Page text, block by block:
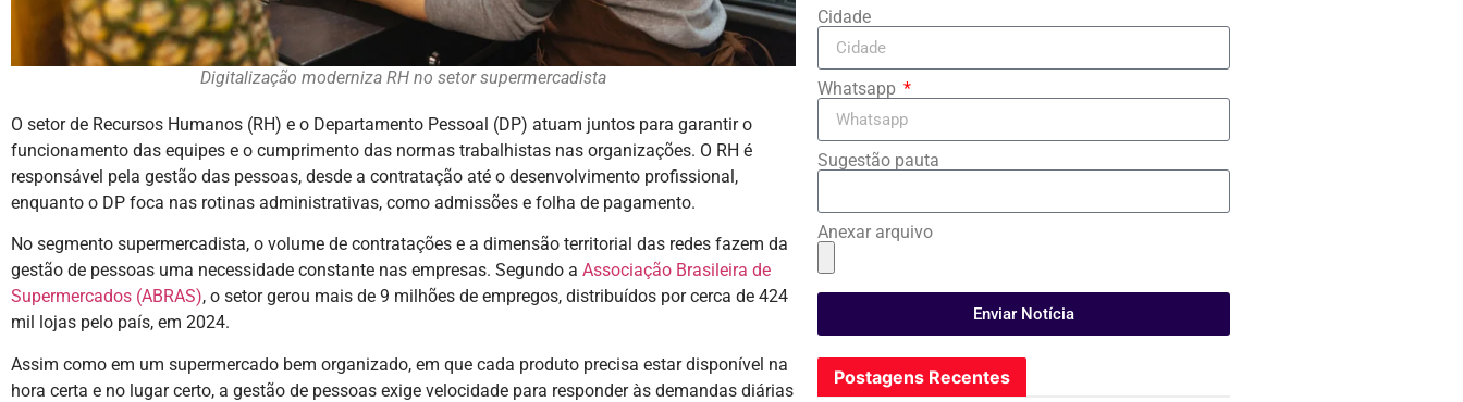
Digitalização moderniza RH no setor supermercadista
O setor de Recursos Humanos (RH) e o Departamento Pessoal (DP) atuam juntos para garantir o
funcionamento das equipes e o cumprimento das normas trabalhistas nas organizações. O RH é
responsável pela gestão das pessoas, desde a contratação até o desenvolvimento profissional,
enquanto o DP foca nas rotinas administrativas, como admissões e folha de pagamento.
No segmento supermercadista, o volume de contratações e a dimensão territorial das redes fazem da
gestão de pessoas uma necessidade constante nas empresas. Segundo a Associação Brasileira de
Supermercados (ABRAS), o setor gerou mais de 9 milhões de empregos, distribuídos por cerca de 424
mil lojas pelo país, em 2024.
Assim como em um supermercado bem organizado, em que cada produto precisa estar disponível na
hora certa e no lugar certo, a gestão de pessoas exige velocidade para responder às demandas diárias
Cidade
Whatsapp
Sugestão pauta
Anexar arquivo
Enviar Notícia
Postagens Recentes